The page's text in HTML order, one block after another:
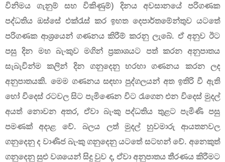
විනිමය ගැනුම් සහ විකිණුම්) දිනය අවසානයේ පරිගණක
පද්ධතිය ඔස්සේ එක්රැස් කර ඉහත දෙපාර්තමේන්තුව යටතේ
පරිගණක ආශ‍්‍රයෙන් ගණනය කිරීම් කරනු ලැබේ. ඒ අනුව ඊට
පසු දින මහ බැංකුව මගින් ප‍්‍රකාශයට පත් කරන අනුපාතය
සැබැවින්ම කලින් දින ගනුදෙනු හරහා ගණනය කරන ලද
අනුපාතයකි. මෙම ගණනය සඳහා පුද්ගලයන් අත ඉතිරි වී ඇති
හෝ විදෙස් රටවල සිට පැමිණෙන විට රැගෙන එන විදෙස් මුදල්
අයත් නොවන අතර, ඒවා බැංකු පද්ධතිය තුළට පැමිණි පසු
පමණක් අදාළ වේ. බලය ලත් මුදල් හුවමාරු ආයතනවල
ගනුදෙනු ද වාණිජ බැංකු ගනුදෙනු යටතේ සටහන් වේ. අනෙකුත්
ගනුදෙනු සුළු වශයෙන් සිදු වුව ද, ඒවා අනුපාතය තීරණය කිරීමට